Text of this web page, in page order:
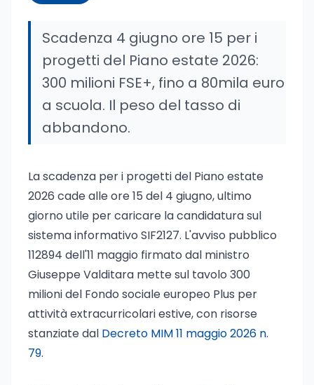
Scadenza 4 giugno ore 15 per i
progetti del Piano estate 2026:
300 milioni FSE+, fino a 80mila euro
a scuola. Il peso del tasso di
abbandono.
La scadenza per i progetti del Piano estate
2026 cade alle ore 15 del 4 giugno, ultimo
giorno utile per caricare la candidatura sul
sistema informativo SIF2127. L'avviso pubblico
112894 dell'11 maggio firmato dal ministro
Giuseppe Valditara mette sul tavolo 300
milioni del Fondo sociale europeo Plus per
attività extracurricolari estive, con risorse
stanziate dal Decreto MIM 11 maggio 2026 n.
79.